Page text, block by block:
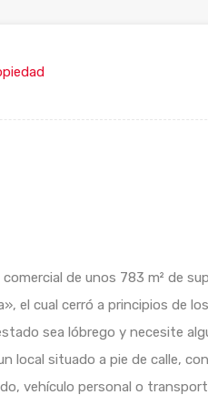
comercial de unos 783 m² de
el cual cerró a principios de
sea lóbrego y necesite
local situado a pie de calle,
vehículo personal o